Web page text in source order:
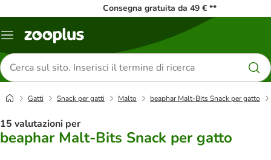
Consegna gratuita da 49 € **
Overview
Cerca
prodotti
Gatti Snack per gatti Malto beaphar Malt-Bits Snack per gatto
15 valutazioni per
beaphar Malt-Bits Snack per gatto